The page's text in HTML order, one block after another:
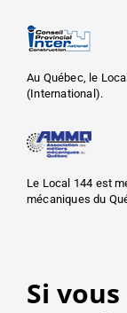
Au Québec, le
(International).
Le Local 144 est
mécaniques du
Si